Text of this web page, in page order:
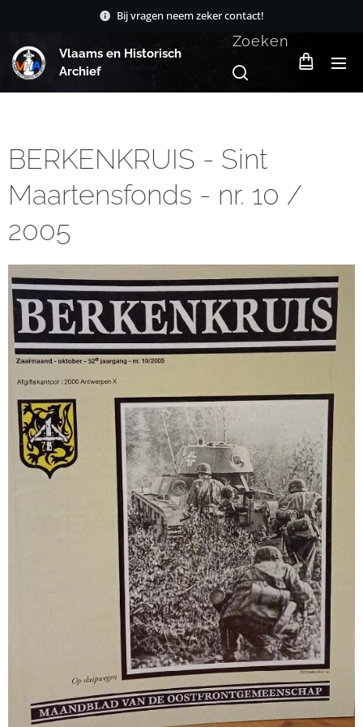
Bij vragen neem zeker contact!
Vlaams en Historisch
Archief
Zoeken
BERKENKRUIS - Sint
Maartensfonds - nr. 10 /
2005